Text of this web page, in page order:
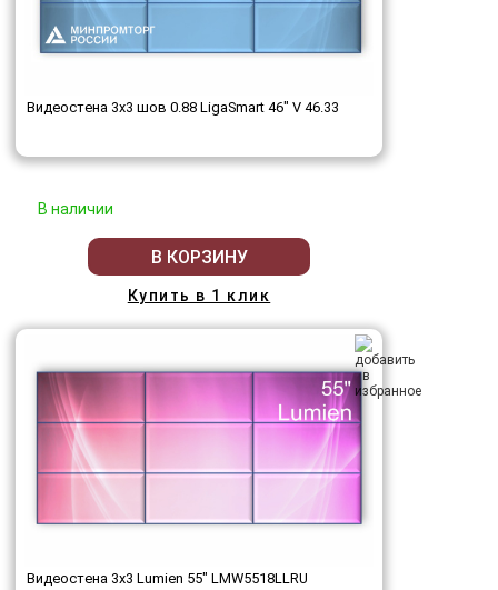
Видеостена 3x3 шов 0.88 LigaSmart 46" V 46.33
В наличии
В КОРЗИНУ
Купить в 1 клик
Видеостена 3x3 Lumien 55" LMW5518LLRU